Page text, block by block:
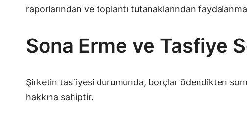
raporlarından ve toplantı tutanaklarından faydalanma
Sona Erme ve Tasfiye
Şirketin tasfiyesi durumunda, borçlar ödendikten
hakkına sahiptir.